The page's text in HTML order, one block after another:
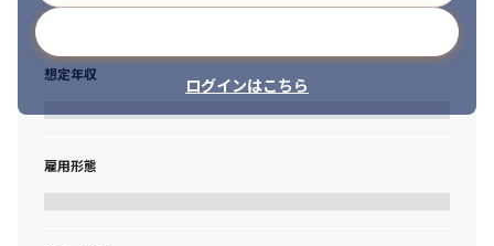
ログインはこちら
想定年収
雇用形態